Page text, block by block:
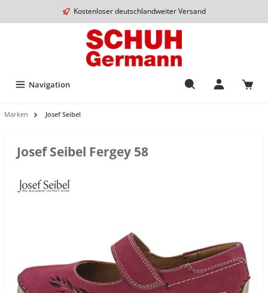
Kostenloser deutschlandweiter Versand
Navigation
Marken Josef Seibel
Josef Seibel Fergey 58